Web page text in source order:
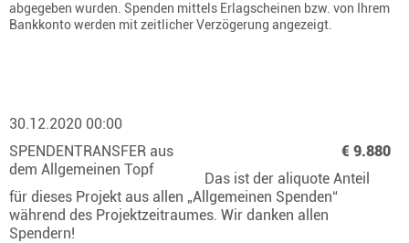
abgegeben wurden. Spenden mittels Erlagscheinen bzw. von Ihrem
Bankkonto werden mit zeitlicher Verzögerung angezeigt.
30.12.2020 00:00
SPENDENTRANSFER aus
dem Allgemeinen Topf
€ 9.880
Das ist der aliquote Anteil
für dieses Projekt aus allen „Allgemeinen Spenden“
während des Projektzeitraumes. Wir danken allen
Spendern!